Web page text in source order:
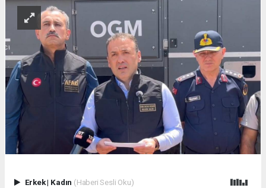
Erkek| Kadın (Haberi Sesli Oku)